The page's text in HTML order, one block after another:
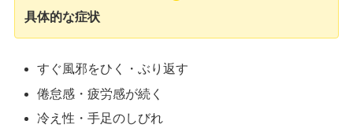
具体的な症状
すぐ風邪をひく・ぶり返す
倦怠感・疲労感が続く
冷え性・手足のしびれ